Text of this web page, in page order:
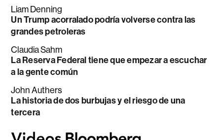
Liam Denning
Un Trump acorralado podría volverse contra las
grandes petroleras
Claudia Sahm
La Reserva Federal tiene que empezar a escuchar
a la gente común
John Authers
La historia de dos burbujas y el riesgo de una
tercera